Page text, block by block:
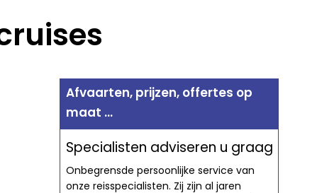
Afvaarten, prijzen, offertes op
maat ...
Specialisten adviseren u graag
Onbegrensde persoonlijke service van
onze reisspecialisten. Zij zijn al jaren